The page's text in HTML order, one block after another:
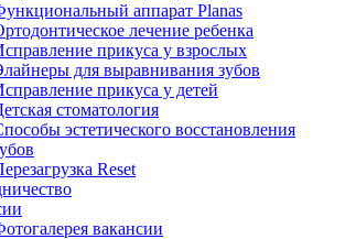
аппарат Planas
лечение ребенка
прикуса у взрослых
для выравнивания зубов
прикуса у детей
стоматология
эстетического восстановления
Reset
вакансии